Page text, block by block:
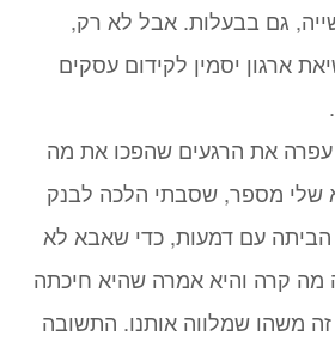
גם בבעלות. אבל לא רק,
ארגון יסמין לקידום עסקים
עפרה את הרגעים שהפכו את מה
שלי מספר, שסבתי הלכה לבנק
הביתה עם דמעות, כדי שאבא לא
מה קרה והיא אמרה שהיא חיכתה
משהו שמלווה אותנו. התשובה